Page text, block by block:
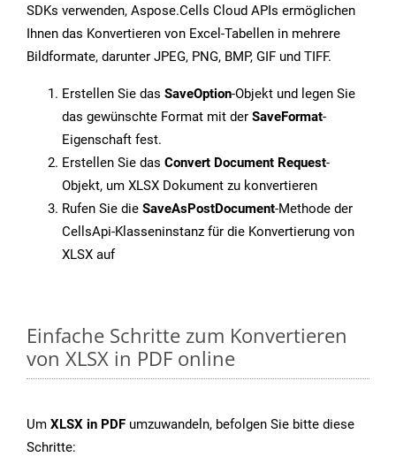
SDKs verwenden, Aspose.Cells Cloud APIs ermöglichen
Ihnen das Konvertieren von Excel-Tabellen in mehrere
Bildformate, darunter JPEG, PNG, BMP, GIF und TIFF.
Erstellen Sie das SaveOption-Objekt und legen Sie
das gewünschte Format mit der SaveFormat-
Eigenschaft fest.
Erstellen Sie das Convert Document Request-
Objekt, um XLSX Dokument zu konvertieren
Rufen Sie die SaveAsPostDocument-Methode der
CellsApi-Klasseninstanz für die Konvertierung von
XLSX auf
Einfache Schritte zum Konvertieren
von XLSX in PDF online
Um XLSX in PDF umzuwandeln, befolgen Sie bitte diese
Schritte: